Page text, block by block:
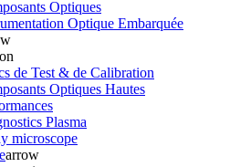
Optiques
Optique Embarquée
de Test & de Calibration
Optiques Hautes
Plasma
microscope
arrow